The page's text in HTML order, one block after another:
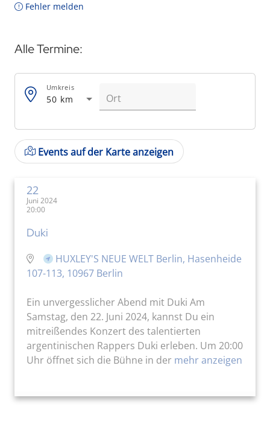
Fehler melden
Alle Termine:
50 km
Umkreis
Events auf der Karte anzeigen
22
Juni 2024
20:00
Duki
HUXLEY'S NEUE WELT Berlin, Hasenheide
107-113, 10967 Berlin
Ein unvergesslicher Abend mit Duki Am
Samstag, den 22. Juni 2024, kannst Du ein
mitreißendes Konzert des talentierten
argentinischen Rappers Duki erleben. Um 20:00
Uhr öffnet sich die Bühne in der mehr anzeigen